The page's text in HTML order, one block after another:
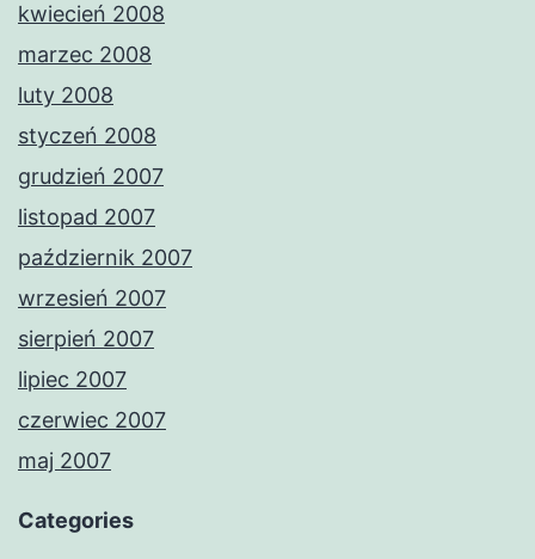
kwiecień 2008
marzec 2008
luty 2008
styczeń 2008
grudzień 2007
listopad 2007
październik 2007
wrzesień 2007
sierpień 2007
lipiec 2007
czerwiec 2007
maj 2007
Categories